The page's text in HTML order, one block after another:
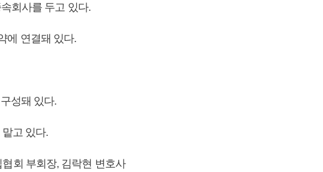
회사를 두고 있다.
에 연결돼 있다.
성돼 있다.
고 있다.
회 부회장, 김락현 변호사